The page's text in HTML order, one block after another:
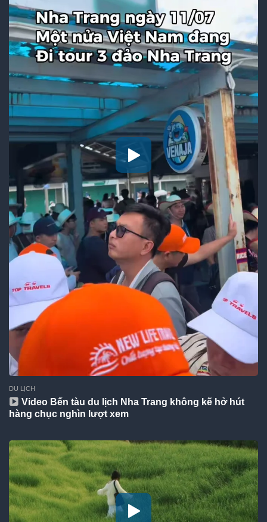
DU LỊCH
Video Bến tàu du lịch Nha Trang không kẽ hở hút
hàng chục nghìn lượt xem